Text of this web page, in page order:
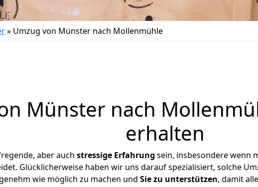
» Umzug von Münster nach Mollenmühle
Münster nach
erhalten
aber auch stressige Erfahrung sein, insbesondere wenn
Glücklicherweise haben wir uns darauf spezialisiert, solche
wie möglich zu machen und Sie zu unterstützen, damit